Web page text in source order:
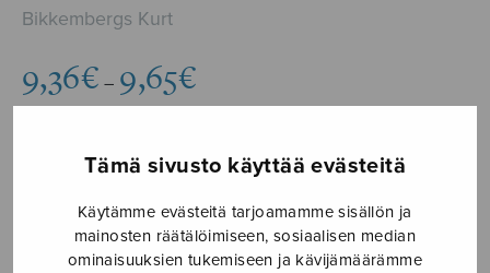
Tämä sivusto käyttää evästeitä
Käytämme evästeitä tarjoamamme sisällön ja
mainosten räätälöimiseen, sosiaalisen median
ominaisuuksien tukemiseen ja kävijämäärämme
Bikkembergs Kurt
9,36€ – 9,65€
Formaatti